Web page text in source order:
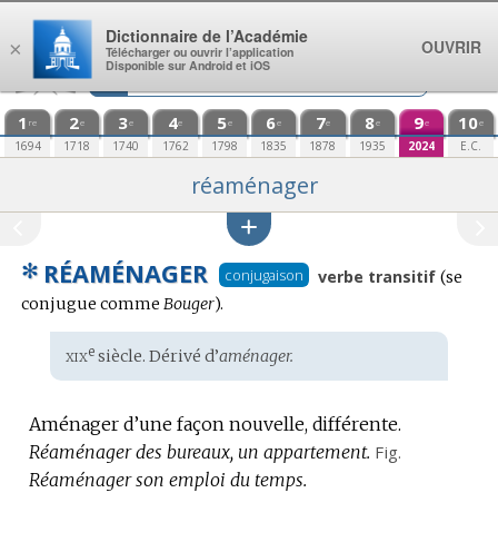
Aller au contenu
1 re
1694
2e
1718
3e
1740
4e
1762
5e
1798
6e
1835
7e
1878
8e
1935
9e
2024
10e
E.C.
réaménager
✻ RÉAMÉNAGER conjugaison verbe transitif (se
conjugue comme Bouger).
Étymologie
:
xixesiècle. Dérivé d’aménager.
Aménager d’une façon nouvelle, différente.
Réaménager des bureaux, un appartement. Fig.
Réaménager son emploi du temps.
×
Dictionnaire de l’Académie
Télécharger ou ouvrir l’application
Disponible sur Android et iOS
OUVRIR